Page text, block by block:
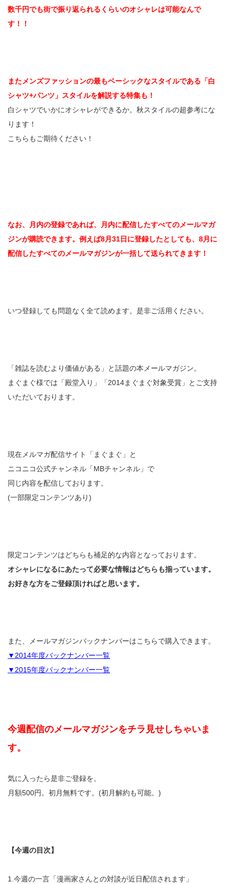
数千円でも街で振り返られるくらいのオシャレは可能なんで
す！！
またメンズファッションの最もベーシックなスタイルである「白
シャツ+パンツ」スタイルを解説する特集も！
白シャツでいかにオシャレができるか。秋スタイルの超参考にな
ります！
こちらもご期待ください！
なお、月内の登録であれば、月内に配信したすべてのメールマガ
ジンが購読できます。例えば8月31日に登録したとしても、8月に
配信したすべてのメールマガジンが一括して送られてきます！
いつ登録しても問題なく全て読めます。是非ご活用ください。
「雑誌を読むより価値がある」と話題の本メールマガジン。
まぐまぐ様では「殿堂入り」「2014まぐまぐ対象受賞」とご支持
いただいております。
現在メルマガ配信サイト「まぐまぐ」と
ニコニコ公式チャンネル「MBチャンネル」で
同じ内容を配信しております。
(一部限定コンテンツあり)
限定コンテンツはどちらも補足的な内容となっております。
オシャレになるにあたって必要な情報はどちらも揃っています。
お好きな方をご登録頂ければと思います。
また、メールマガジンバックナンバーはこちらで購入できます。
▼2014年度バックナンバー一覧
▼2015年度バックナンバー一覧
今週配信のメールマガジンをチラ見せしちゃいま
す。
気に入ったら是非ご登録を。
月額500円。初月無料です。(初月解約も可能。)
【今週の目次】
1.今週の一言「漫画家さんとの対談が近日配信されます」